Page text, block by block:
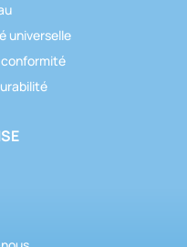
universelle